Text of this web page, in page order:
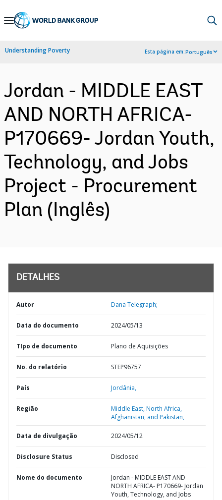
Skip
Navigation
Understanding Poverty Esta página em:Português
Jordan - MIDDLE EAST
AND NORTH AFRICA-
P170669- Jordan Youth,
Technology, and Jobs
Project - Procurement
Plan (Inglês)
DETALHES
Autor Dana Telegraph;
Data do documento 2024/05/13
TIpo de documento Plano de Aquisições
No. do relatório STEP96757
País Jordânia,
Região
Middle East, North Africa,
Afghanistan, and Pakistan,
Data de divulgação 2024/05/12
Disclosure Status Disclosed
Nome do documento
Jordan - MIDDLE EAST AND
NORTH AFRICA- P170669- Jordan
Youth, Technology, and Jobs